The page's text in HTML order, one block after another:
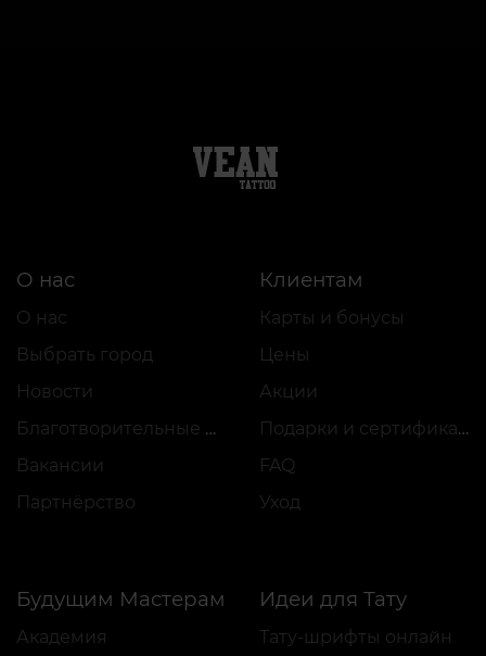
О нас
О нас
Выбрать город
Новости
Благотворительные проекты
Вакансии
Партнёрство
Клиентам
Карты и бонусы
Цены
Акции
Подарки и сертификаты
FAQ
Уход
Будущим Мастерам
Академия
Идеи для Тату
Тату-шрифты онлайн